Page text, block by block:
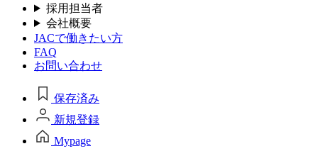
採用担当者
会社概要
JACで働きたい方
FAQ
お問い合わせ
保存済み
新規登録
Mypage